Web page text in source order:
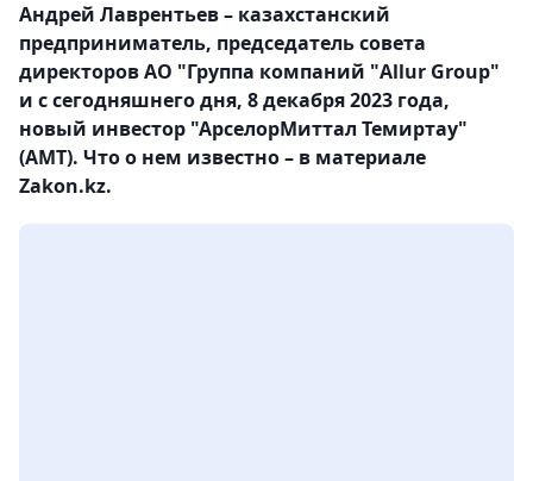
Андрей Лаврентьев – казахстанский
предприниматель, председатель совета
директоров АО "Группа компаний "Allur Group"
и с сегодняшнего дня, 8 декабря 2023 года,
новый инвестор "АрселорМиттал Темиртау"
(АМТ). Что о нем известно – в материале
Zakon.kz.